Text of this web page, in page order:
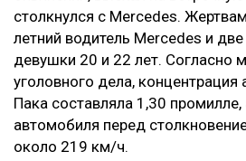
В результате приговор в части
оставили без изменения.
Контекст
Смертельное ДТП произошло в
проспекте аль-Фараби в